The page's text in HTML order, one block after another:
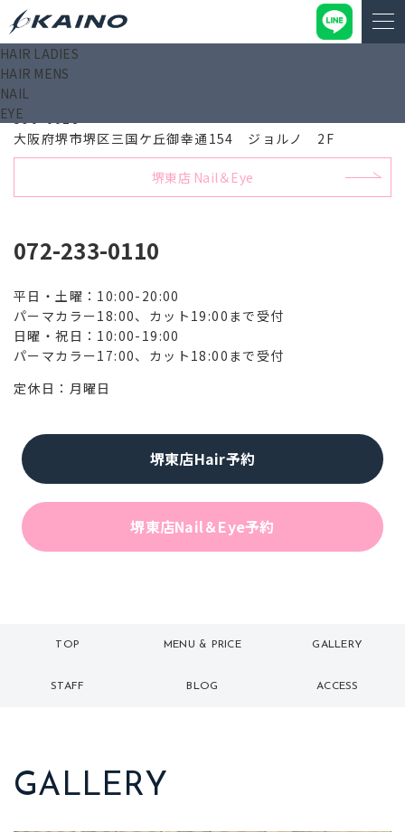
HAIR LADIES
HAIR MENS
NAIL
EYE
堺東店 Hair
590-0028
大阪府堺市堺区三国ケ丘御幸通154 ジョルノ 2F
堺東店 Nail＆Eye
072-233-0110
平日・土曜：10:00-20:00
パーマカラー18:00、カット19:00まで受付
日曜・祝日：10:00-19:00
パーマカラー17:00、カット18:00まで受付
定休日：月曜日
堺東店Hair予約
堺東店Nail＆Eye予約
TOP
トップ
MENU & PRICE
メニュー
GALLERY
ギャラリー
STAFF BLOG ACCESS
GALLERY